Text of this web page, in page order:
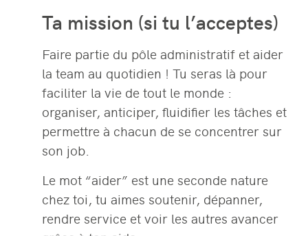
Ta mission (si tu l’acceptes)
Faire partie du pôle administratif et aider
la team au quotidien ! Tu seras là pour
faciliter la vie de tout le monde :
organiser, anticiper, fluidifier les tâches et
permettre à chacun de se concentrer sur
son job.
Le mot “aider” est une seconde nature
chez toi, tu aimes soutenir, dépanner,
rendre service et voir les autres avancer